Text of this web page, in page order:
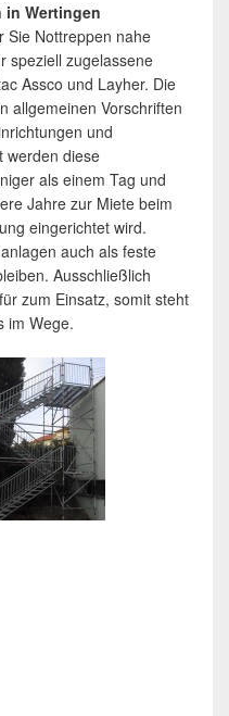
Wertingen
Sie Nottreppen nahe
speziell zugelassene
Assco und Layher. Die
allgemeinen Vorschriften
und
werden diese
als einem Tag und
Jahre zur Miete beim
eingerichtet wird.
auch als feste
Ausschließlich
zum Einsatz, somit steht
im Wege.